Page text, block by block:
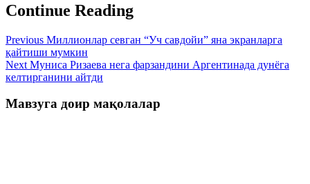
Continue Reading
Previous Миллионлар севган “Уч савдойи” яна экранларга
қайтиши мумкин
Next Муниса Ризаева нега фарзандини Аргентинада дунёга
келтирганини айтди
Мавзуга доир мақолалар